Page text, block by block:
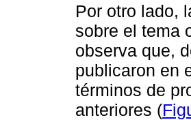
Por otro lado,
sobre el tema
observa que,
publicaron en
términos de
anteriores (